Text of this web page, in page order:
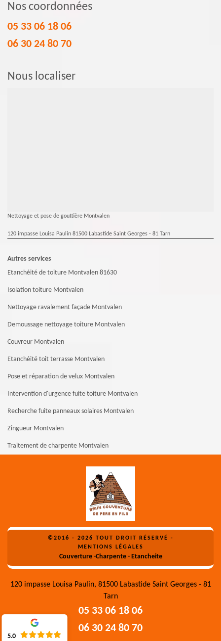
Nos coordonnées
05 33 06 18 06
06 30 24 80 70
Nous localiser
Nettoyage et pose de gouttière Montvalen
120 impasse Louisa Paulin 81500 Labastide Saint Georges - 81 Tarn
Autres services
Etanchéité de toiture Montvalen 81630
Isolation toiture Montvalen
Nettoyage ravalement façade Montvalen
Demoussage nettoyage toiture Montvalen
Couvreur Montvalen
Etanchéité toit terrasse Montvalen
Pose et réparation de velux Montvalen
Intervention d'urgence fuite toiture Montvalen
Recherche fuite panneaux solaires Montvalen
Zingueur Montvalen
Traitement de charpente Montvalen
©2016 - 2026 TOUT DROIT RÉSERVÉ -
MENTIONS LÉGALES
Couverture -Charpente - Etancheite
120 impasse Louisa Paulin, 81500 Labastide Saint Georges - 81
Tarn
05 33 06 18 06
06 30 24 80 70
5.0